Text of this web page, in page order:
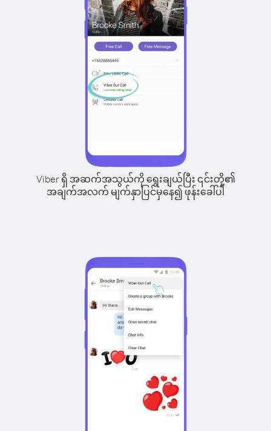
Viber ရှိ အဆက်အသွယ်ကို ရွေးချယ်ပြီး ၎င်းတို့၏
အချက်အလက် မျက်နှာပြင်မှနေ၍ ဖုန်းခေါ်ပါ